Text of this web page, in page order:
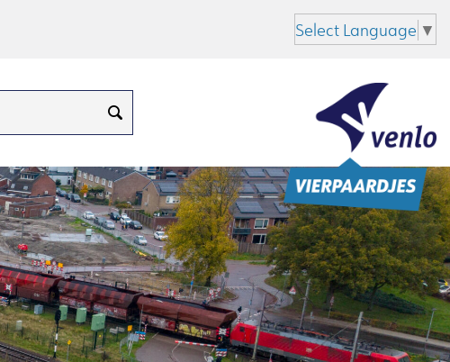
Select Language ▼